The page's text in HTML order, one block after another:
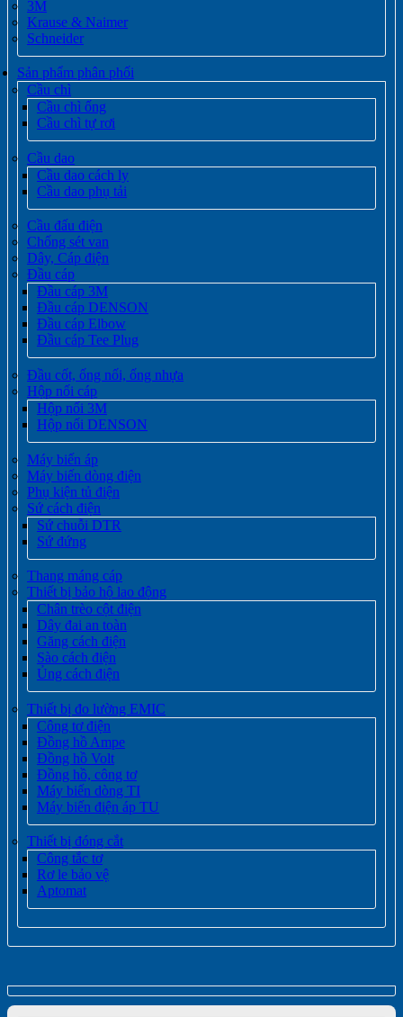
3M
Krause & Naimer
Schneider
Sản phẩm phân phối
Cầu chì
Cầu chì ống
Cầu chì tự rơi
Cầu dao
Cầu dao cách ly
Cầu dao phụ tải
Cầu đấu điện
Chống sét van
Dây, Cáp điện
Đầu cáp
Đầu cáp 3M
Đầu cáp DENSON
Đầu cáp Elbow
Đầu cáp Tee Plug
Đầu cốt, ống nối, ống nhựa
Hộp nối cáp
Hộp nối 3M
Hộp nối DENSON
Máy biến áp
Máy biến dòng điện
Phụ kiện tủ điện
Sứ cách điện
Sứ chuỗi DTR
Sứ đứng
Thang máng cáp
Thiết bị bảo hộ lao động
Chân trèo cột điện
Dây đai an toàn
Găng cách điện
Sào cách điện
Ủng cách điện
Thiết bị đo lường EMIC
Công tơ điện
Đồng hồ Ampe
Đồng hồ Volt
Đồng hồ, công tơ
Máy biến dòng TI
Máy biến điện áp TU
Thiết bị đóng cắt
Công tắc tơ
Rơ le bảo vệ
Aptomat